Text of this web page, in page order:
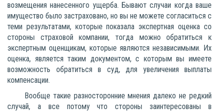
возмещения нанесенного ущерба. Бывают случаи когда ваше
имущество было застраховано, но вы не можете согласиться с
теми результатами, которые показала экспертная оценка со
стороны страховой компании, тогда можно обратиться к
экспертным оценщикам, которые являются независимыми. Их
оценка, является таким документом, с которым вы имеете
возможность обратиться в суд, для увеличения выплаты
компенсации.
Вообще такие разносторонние мнения далеко не редкий
случай, а все потому что стороны заинтересованы в